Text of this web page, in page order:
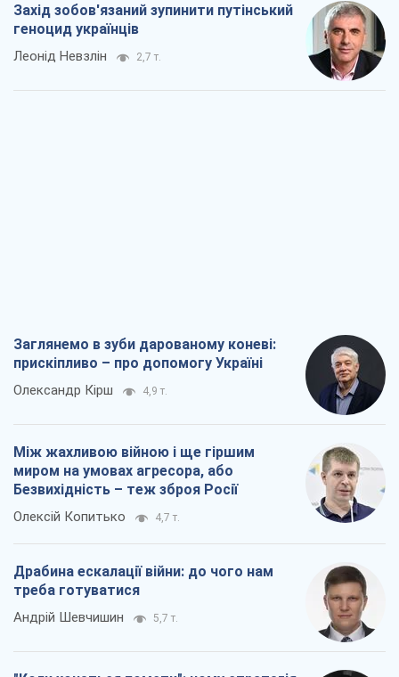
Захід зобов'язаний зупинити путінський
геноцид українців
Леонід Невзлін 2,7 т.
Заглянемо в зуби дарованому коневі:
прискіпливо – про допомогу Україні
Олександр Кірш 4,9 т.
Між жахливою війною і ще гіршим
миром на умовах агресора, або
Безвихідність – теж зброя Росії
Олексій Копитько 4,7 т.
Драбина ескалації війни: до чого нам
треба готуватися
Андрій Шевчишин 5,7 т.